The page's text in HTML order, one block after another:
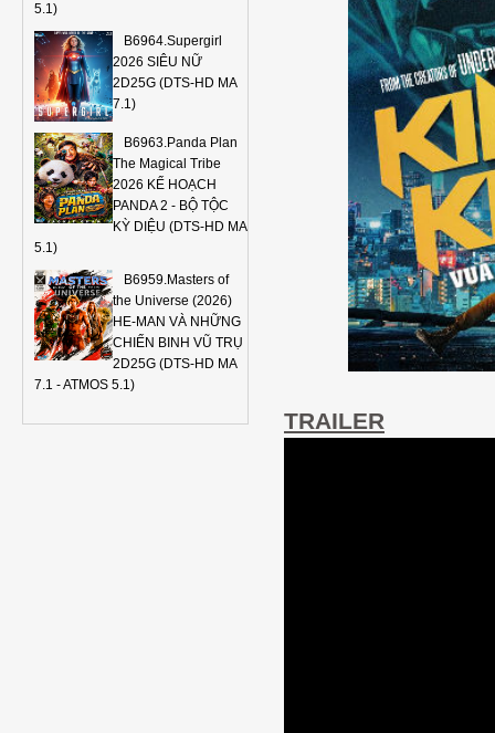
5.1)
B6964.Supergirl
2026 SIÊU NỮ
2D25G (DTS-HD MA
7.1)
B6963.Panda Plan
The Magical Tribe
2026 KẾ HOẠCH
PANDA 2 - BỘ TỘC
KỲ DIỆU (DTS-HD MA
5.1)
B6959.Masters of
the Universe (2026)
HE-MAN VÀ NHỮNG
CHIẾN BINH VŨ TRỤ
2D25G (DTS-HD MA
7.1 - ATMOS 5.1)
TRAILER